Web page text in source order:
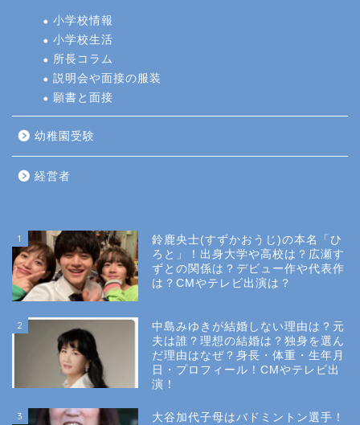
小学校情報
小学校生活
所長コラム
説明会や面接の服装
願書と面接
幼稚園受験
経営者
1
鈴鹿央士(すずかおうじ)の本名「ひ
ろと」！出身大学や高校は？広瀬す
ずとの関係は？デビュー作や代表作
は？CMやテレビ出演は？
2
中島みゆきが結婚しない理由は？元
夫は誰？理想の結婚は？独身を選ん
だ理由はなぜ？身長・体重・生年月
日・プロフィール！CMやテレビ出
演！
3
大谷加代子母はバドミントン選手！